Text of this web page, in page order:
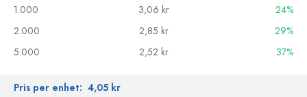
1.000
3,06 kr
24%
2.000
2,85 kr
29%
5.000
2,52 kr 37%
Pris per enhet: 4,05 kr